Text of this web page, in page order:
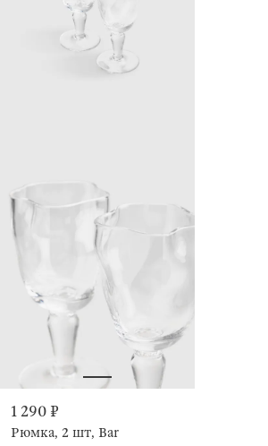
1 290 ₽
Рюмка, 2 шт, Bar